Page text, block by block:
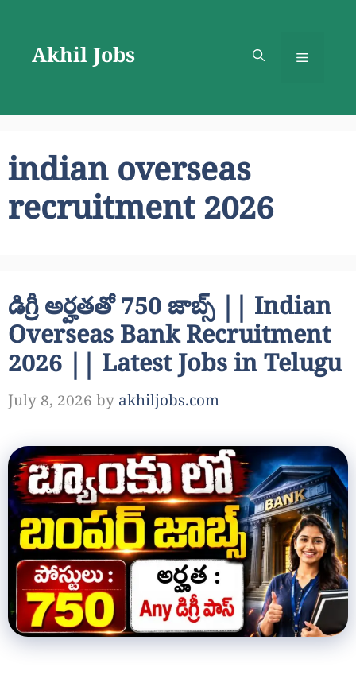
contentAkhil Jobs Menu
indian overseas
recruitment 2026
డిగ్రీ అర్హతతో 750 జాబ్స్ || Indian
Overseas Bank Recruitment
2026 || Latest Jobs in Telugu
July 8, 2026 by akhiljobs.com